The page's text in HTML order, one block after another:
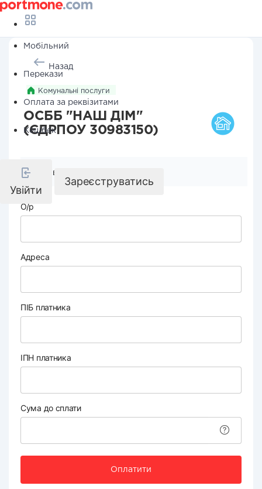
Мобільний
Перекази
Оплата за реквізитами
Кешбек
Увійти
Зареєструватись
Назад
Комунальні послуги
ОСББ "НАШ ДІМ"
(ЄДРПОУ 30983150)
Реквізити компанії
О/р
Адреса
ПІБ платника
ІПН платника
Сума до сплати
Оплатити